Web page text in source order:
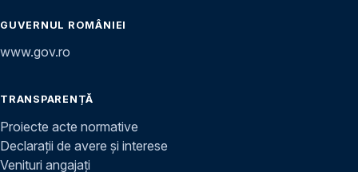
GUVERNUL ROMÂNIEI
www.gov.ro
TRANSPARENȚĂ
Proiecte acte normative
Declarații de avere și interese
Venituri angajați